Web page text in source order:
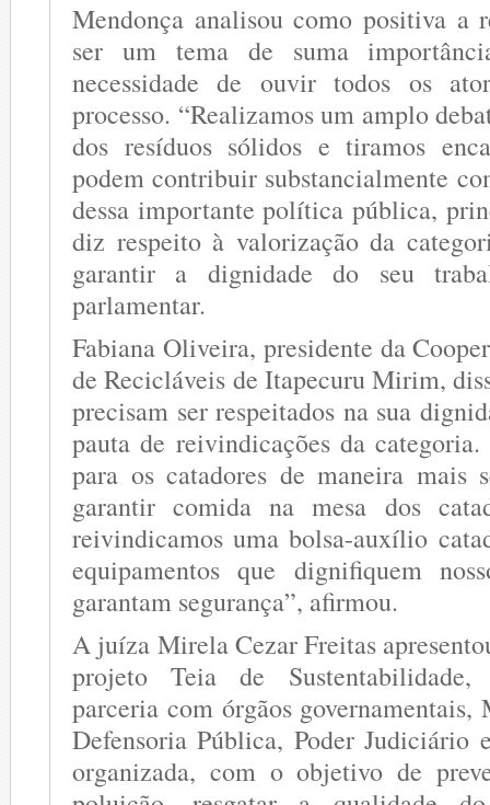
Mendonça analisou como positiva a
ser um tema de suma
necessidade de ouvir todos os
processo. “Realizamos um amplo
dos resíduos sólidos e tiramos
podem contribuir substancialmente
dessa importante política pública,
diz respeito à valorização da
garantir a dignidade do seu
parlamentar.
Fabiana Oliveira, presidente da
de Recicláveis de Itapecuru Mirim,
precisam ser respeitados na sua
pauta de reivindicações da categoria.
para os catadores de maneira mais
garantir comida na mesa dos
reivindicamos uma bolsa-auxílio
equipamentos que dignifiquem
garantam segurança”, afirmou.
A juíza Mirela Cezar Freitas
projeto Teia de Sustentabilidade,
parceria com órgãos
Defensoria Pública, Poder Judiciário
organizada, com o objetivo de